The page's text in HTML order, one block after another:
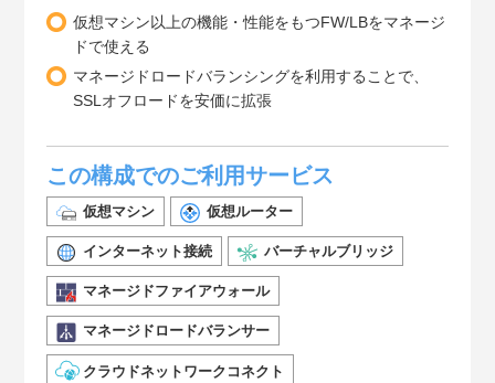
仮想マシン以上の機能・性能をもつFW/LBをマネージ
ドで使える
マネージドロードバランシングを利用することで、
SSLオフロードを安価に拡張
この構成でのご利用サービス
仮想マシン 仮想ルーター
インターネット接続 バーチャルブリッジ
マネージドファイアウォール
マネージドロードバランサー
クラウドネットワークコネクト